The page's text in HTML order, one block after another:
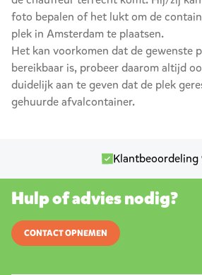
foto bepalen of het lukt om de
plek in Amsterdam te plaatsen.
Het kan voorkomen dat de gewenste
bereikbaar is, probeer daarom altijd
duidelijk aan te geven dat de plek
gehuurde afvalcontainer.
Klantbeoordeling
Hulp of advies nodig?
CONTACT OPNEMEN